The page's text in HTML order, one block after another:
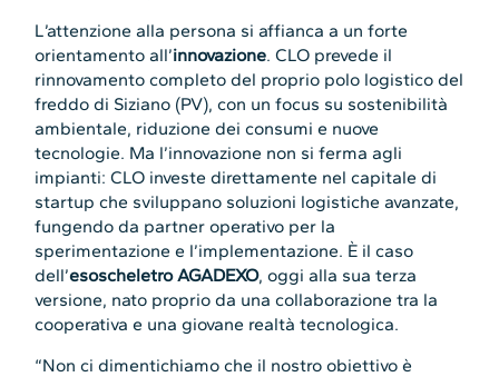
L’attenzione alla persona si affianca a un forte
orientamento all’innovazione. CLO prevede il
rinnovamento completo del proprio polo logistico del
freddo di Siziano (PV), con un focus su sostenibilità
ambientale, riduzione dei consumi e nuove
tecnologie. Ma l’innovazione non si ferma agli
impianti: CLO investe direttamente nel capitale di
startup che sviluppano soluzioni logistiche avanzate,
fungendo da partner operativo per la
sperimentazione e l’implementazione. È il caso
dell’esoscheletro AGADEXO, oggi alla sua terza
versione, nato proprio da una collaborazione tra la
cooperativa e una giovane realtà tecnologica.
“Non ci dimentichiamo che il nostro obiettivo è